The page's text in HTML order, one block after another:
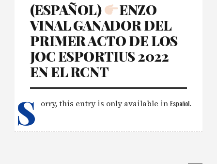
(ESPAÑOL)
ENZO
VINAL GANADOR DEL
PRIMER ACTO DE LOS
JOC ESPORTIUS 2022
EN EL RCNT
S orry, this entry is only available in Español.